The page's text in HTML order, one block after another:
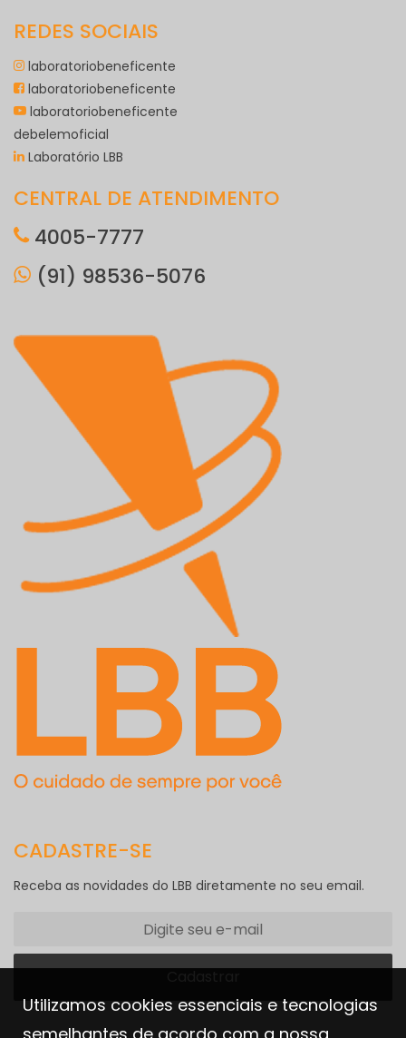
REDES SOCIAIS
laboratoriobeneficente
laboratoriobeneficente
laboratoriobeneficente
debelemoficial
Laboratório LBB
CENTRAL DE ATENDIMENTO
4005-7777
(91) 98536-5076
CADASTRE-SE
Receba as novidades do LBB diretamente no seu email.
Utilizamos cookies essenciais e tecnologias